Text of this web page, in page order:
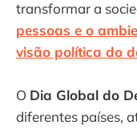
transformar a
pessoas e o
visão política do
O Dia Global do
diferentes países,